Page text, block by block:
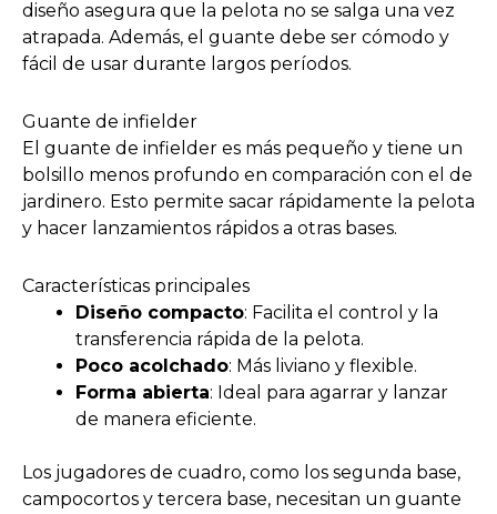
diseño asegura que la pelota no se salga una vez
atrapada. Además, el guante debe ser cómodo y
fácil de usar durante largos períodos.
Guante de infielder
El guante de infielder es más pequeño y tiene un
bolsillo menos profundo en comparación con el de
jardinero. Esto permite sacar rápidamente la pelota
y hacer lanzamientos rápidos a otras bases.
Características principales
Diseño compacto: Facilita el control y la
transferencia rápida de la pelota.
Poco acolchado: Más liviano y flexible.
Forma abierta: Ideal para agarrar y lanzar
de manera eficiente.
Los jugadores de cuadro, como los segunda base,
campocortos y tercera base, necesitan un guante